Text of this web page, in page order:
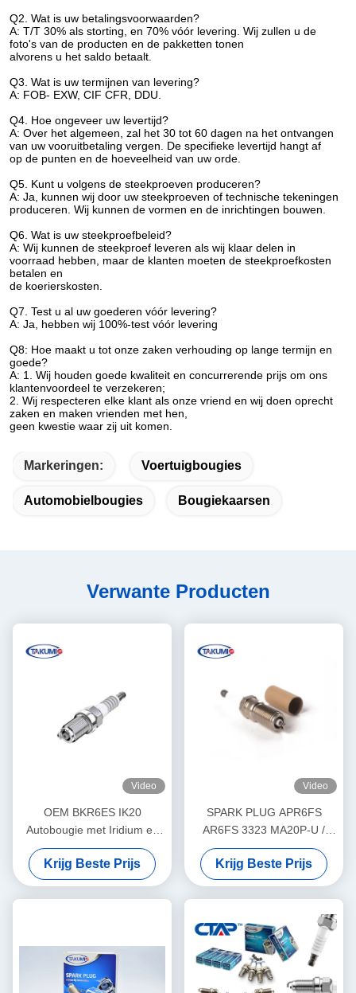
Q2. Wat is uw betalingsvoorwaarden?
A: T/T 30% als storting, en 70% vóór levering. Wij zullen u de
foto's van de producten en de pakketten tonen
alvorens u het saldo betaalt.
Q3. Wat is uw termijnen van levering?
A: FOB- EXW, CIF CFR, DDU.
Q4. Hoe ongeveer uw levertijd?
A: Over het algemeen, zal het 30 tot 60 dagen na het ontvangen
van uw vooruitbetaling vergen. De specifieke levertijd hangt af
op de punten en de hoeveelheid van uw orde.
Q5. Kunt u volgens de steekproeven produceren?
A: Ja, kunnen wij door uw steekproeven of technische tekeningen
produceren. Wij kunnen de vormen en de inrichtingen bouwen.
Q6. Wat is uw steekproefbeleid?
A: Wij kunnen de steekproef leveren als wij klaar delen in
voorraad hebben, maar de klanten moeten de steekproefkosten
betalen en
de koerierskosten.
Q7. Test u al uw goederen vóór levering?
A: Ja, hebben wij 100%-test vóór levering
Q8: Hoe maakt u tot onze zaken verhouding op lange termijn en
goede?
A: 1. Wij houden goede kwaliteit en concurrerende prijs om ons
klantenvoordeel te verzekeren;
2. Wij respecteren elke klant als onze vriend en wij doen oprecht
zaken en maken vrienden met hen,
geen kwestie waar zij uit komen.
Markeringen: Voertuigbougies
Automobielbougies Bougiekaarsen
Verwante Producten
Video
OEM BKR6ES IK20
Autobougie met Iridium en
Platinaelektrode
Krijg Beste Prijs
Video
SPARK PLUG APR6FS
AR6FS 3323 MA20P-U /
MA20PR-U
Krijg Beste Prijs